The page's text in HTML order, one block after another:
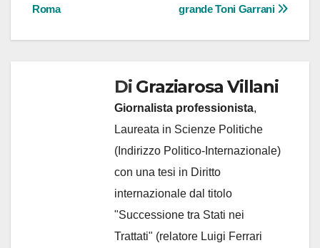
grande Toni Garrani
Roma
Di Graziarosa Villani
Giornalista professionista,
Laureata in Scienze Politiche
(Indirizzo Politico-Internazionale)
con una tesi in Diritto
internazionale dal titolo
"Successione tra Stati nei
Trattati" (relatore Luigi Ferrari